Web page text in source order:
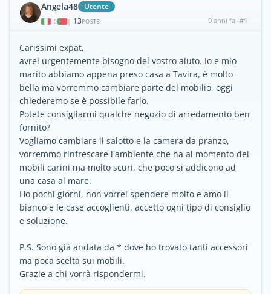
Angela48 Utente
| 13POSTS 9 anni fa #1
Carissimi expat,
avrei urgentemente bisogno del vostro aiuto. Io e mio
marito abbiamo appena preso casa a Tavira, è molto
bella ma vorremmo cambiare parte del mobilio, oggi
chiederemo se è possibile farlo.
Potete consigliarmi qualche negozio di arredamento ben
fornito?
Vogliamo cambiare il salotto e la camera da pranzo,
vorremmo rinfrescare l'ambiente che ha al momento dei
mobili carini ma molto scuri, che poco si addicono ad
una casa al mare.
Ho pochi giorni, non vorrei spendere molto e amo il
bianco e le case accoglienti, accetto ogni tipo di consiglio
e soluzione.
P.S. Sono già andata da * dove ho trovato tanti accessori
ma poca scelta sui mobili.
Grazie a chi vorrà rispondermi.